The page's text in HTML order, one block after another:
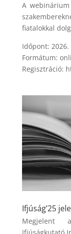
A
fiatalokkal
Időpont:
Formátum:
Regisztráció:
Ifjúság’25
Megjelent